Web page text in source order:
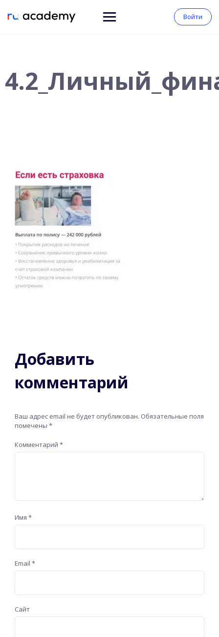
Войти
Добавить
комментарий
Ваш адрес email не будет опубликован. Обязательные поля
помечены *
Комментарий *
Имя *
Email *
Сайт